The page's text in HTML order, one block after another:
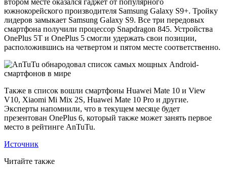
южнокорейского производителя Samsung Galaxy S9+. Тройку
лидеров замыкает Samsung Galaxy S9. Все три передовых
смартфона получили процессор Snapdragon 845. Устройства
OnePlus 5T и OnePlus 5 смогли удержать свои позиции,
расположившись на четвертом и пятом месте соответственно.
Также в список вошли смартфоны Huawei Mate 10 и View
V10, Xiaomi Mi Mix 2S, Huawei Mate 10 Pro и другие.
Эксперты напомнили, что в текущем месяце будет
презентован OnePlus 6, который также может занять первое
место в рейтинге AnTuTu.
Источник
Читайте также